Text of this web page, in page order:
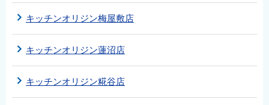
キッチンオリジン梅屋敷店
キッチンオリジン蓮沼店
キッチンオリジン糀谷店